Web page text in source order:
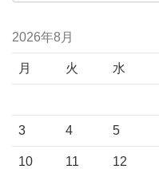
2026年8月
月 火 水
3 4 5
10 11 12